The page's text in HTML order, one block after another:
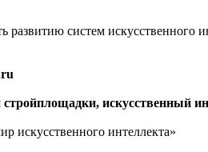
систем искусственного
искусственный
искусственного интеллекта»